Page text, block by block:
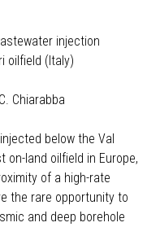
injection
oilfield (Italy)
Chiarabba
below the Val
on-land oilfield in Europe,
of a high-rate
the rare opportunity to
and deep borehole